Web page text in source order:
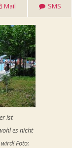
Mail SMS
ist
es nicht
Foto: